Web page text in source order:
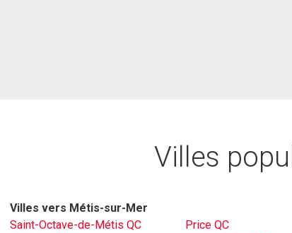
Villes
Villes vers Métis-sur-Mer
Saint-Octave-de-Métis QC
Price QC